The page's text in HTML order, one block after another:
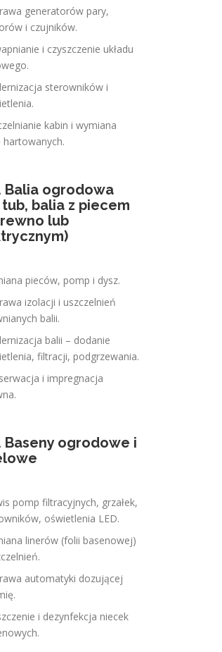
generatorów pary,
i czujników.
i czyszczenie układu
sterowników i
kabin i wymiana
hartowanych.
Balia ogrodowa
balia z piecem
lub
pieców, pomp i dysz.
izolacji i uszczelnień
balii.
balii – dodanie
filtracji, podgrzewania.
i impregnacja
Baseny ogrodowe i
pomp filtracyjnych, grzałek,
oświetlenia LED.
linerów (folii basenowej)
automatyki dozującej
i dezynfekcja niecek